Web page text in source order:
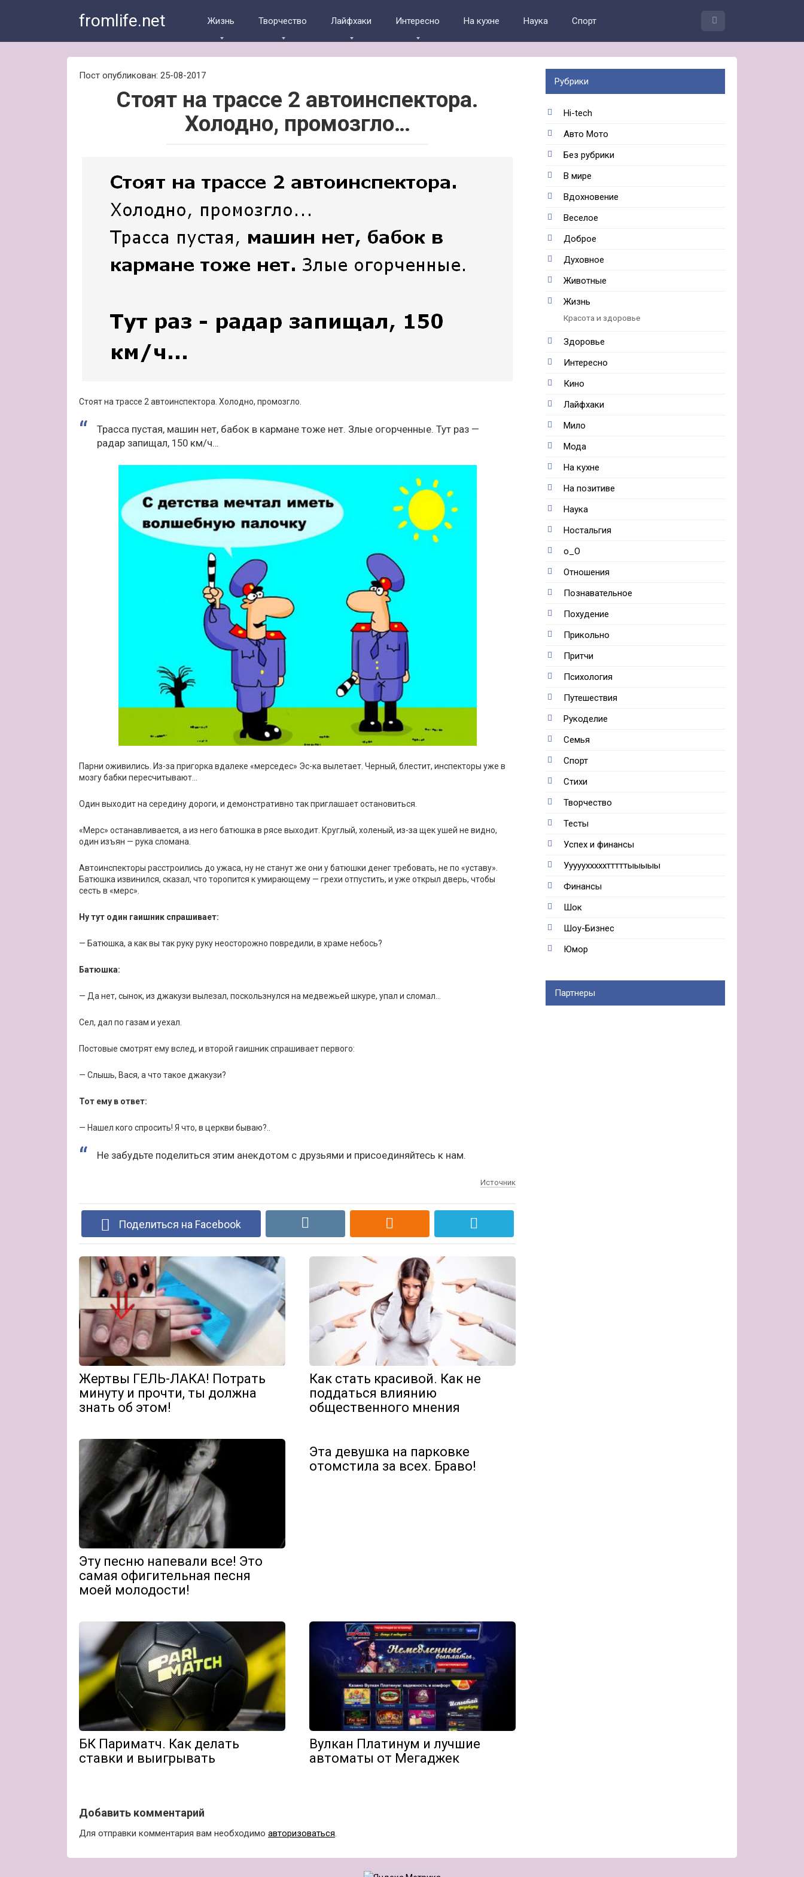
fromlife.net Жизнь Творчество Лайфхаки Интересно На кухне Наука Спорт
Пост опубликован: 25-08-2017
Стоят на трассе 2 автоинспектора.
Холодно, промозгло…
Стоят на трассе 2 автоинспектора. Холодно, промозгло.
Трасса пустая, машин нет, бабок в кармане тоже нет. Злые огорченные. Тут раз —
радар запищал, 150 км/ч…
Парни оживились. Из-за пригорка вдалеке «мерседес» Эс-ка вылетает. Черный, блестит, инспекторы уже в
мозгу бабки пересчитывают…
Один выходит на середину дороги, и демонстративно так приглашает остановиться.
«Мерс» останавливается, а из него батюшка в рясе выходит. Круглый, холеный, из-за щек ушей не видно,
один изъян — рука сломана.
Автоинспекторы расстроились до ужаса, ну не станут же они у батюшки денег требовать, не по «уставу».
Батюшка извинился, сказал, что торопится к умирающему — грехи отпустить, и уже открыл дверь, чтобы
сесть в «мерс».
Ну тут один гаишник спрашивает:
— Батюшка, а как вы так руку руку неосторожно повредили, в храме небось?
Батюшка:
— Да нет, сынок, из джакузи вылезал, поскользнулся на медвежьей шкуре, упал и сломал…
Сел, дал по газам и уехал.
Постовые смотрят ему вслед, и второй гаишник спрашивает первого:
— Слышь, Вася, а что такое джакузи?
Тот ему в ответ:
— Нашел кого спросить! Я что, в церкви бываю?..
Не забудьте поделиться этим анекдотом с друзьями и присоединяйтесь к нам.
Источник
Поделиться на Facebook
Жертвы ГЕЛЬ-ЛАКА! Потрать
минуту и прочти, ты должна
знать об этом!
Как стать красивой. Как не
поддаться влиянию
общественного мнения
Эту песню напевали все! Это
самая офигительная песня
моей молодости!
Эта девушка на парковке
отомстила за всех. Браво!
БК Париматч. Как делать
ставки и выигрывать
Вулкан Платинум и лучшие
автоматы от Мегаджек
Добавить комментарий
Для отправки комментария вам необходимо авторизоваться.
Рубрики
Hi-tech
Авто Мото
Без рубрики
В мире
Вдохновение
Веселое
Доброе
Духовное
Животные
Жизнь
Красота и здоровье
Здоровье
Интересно
Кино
Лайфхаки
Мило
Мода
На кухне
На позитиве
Наука
Ностальгия
о_О
Отношения
Познавательное
Похудение
Прикольно
Притчи
Психология
Путешествия
Рукоделие
Семья
Спорт
Стихи
Творчество
Тесты
Успех и финансы
Ууууухххххтттттыыыыы
Финансы
Шок
Шоу-Бизнес
Юмор
Партнеры